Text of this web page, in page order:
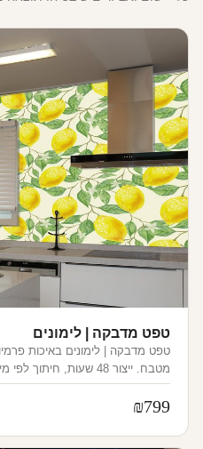
טפט מדבקה | לימונים
טפט מדבקה | לימונים באיכות
מטבח. ייצור 48 שעות, חיתוך לפי מידה.
₪799